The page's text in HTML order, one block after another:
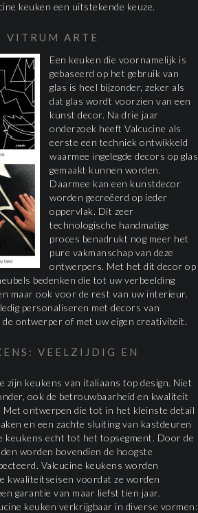
keuken een uitstekende keuze.
VITRUM ARTE
Een keuken die voornamelijk is
gebaseerd op het gebruik van
glas is heel bijzonder, zeker als
dat glas wordt voorzien van een
kunst decor. Na drie jaar
onderzoek heeft Valcucine als
eerste een techniek ontwikkeld
waarmee ingelegde decors op glas
gemaakt kunnen worden.
Daarmee kan een kunstdecor
worden gecreëerd op ieder
oppervlak. Dit zeer
technologische handmatige
proces benadrukt nog meer het
pure vakmanschap van deze
ontwerpers. Met het dit decor op
bedenken die tot uw verbeelding
maar ook voor de rest van uw interieur.
personaliseren met decors van
ontwerper of met uw eigen creativiteit.
VEELZIJDIG EN
zijn keukens van italiaans top design. Niet
ook de betrouwbaarheid en kwaliteit
Met ontwerpen die tot in het kleinste detail
en een zachte sluiting van kastdeuren
keukens echt tot het topsegment. Door de
worden bovendien de hoogste
Valcucine keukens worden
kwaliteitseisen voordat ze worden
garantie van maar liefst tien jaar.
keuken verkrijgbaar in diverse vormen: